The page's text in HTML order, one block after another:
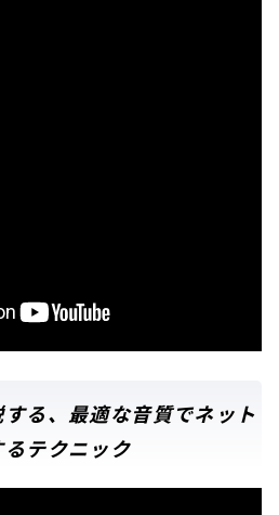
る、最適な音質でネット
るテクニック